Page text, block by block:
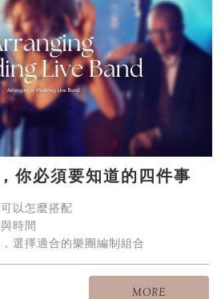
你必須要知道的四件事
以怎麼搭配
時間
選擇適合的樂團編制組合
MORE